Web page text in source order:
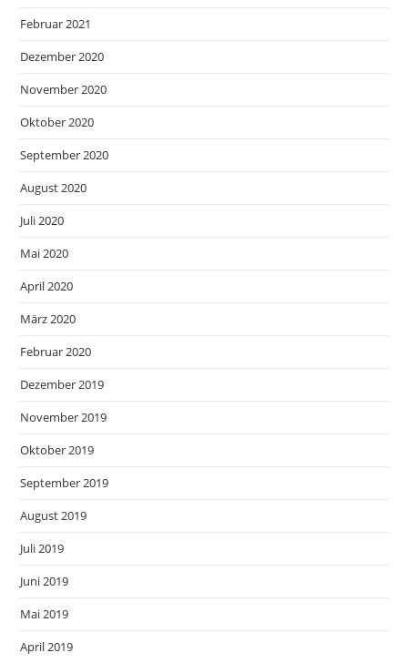
Februar 2021
Dezember 2020
November 2020
Oktober 2020
September 2020
August 2020
Juli 2020
Mai 2020
April 2020
März 2020
Februar 2020
Dezember 2019
November 2019
Oktober 2019
September 2019
August 2019
Juli 2019
Juni 2019
Mai 2019
April 2019